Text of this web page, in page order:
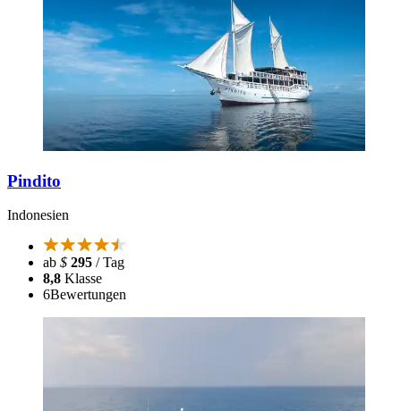
Pindito
Indonesien
ab $ 295 / Tag
8,8 Klasse
6Bewertungen